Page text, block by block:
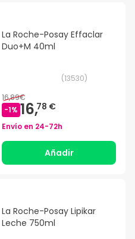
La Roche-Posay Effaclar
Duo+M 40ml
(13530)
16,89€
-1% 16,78 €
Envío en 24-72h
Añadir
La Roche-Posay Lipikar
Leche 750ml